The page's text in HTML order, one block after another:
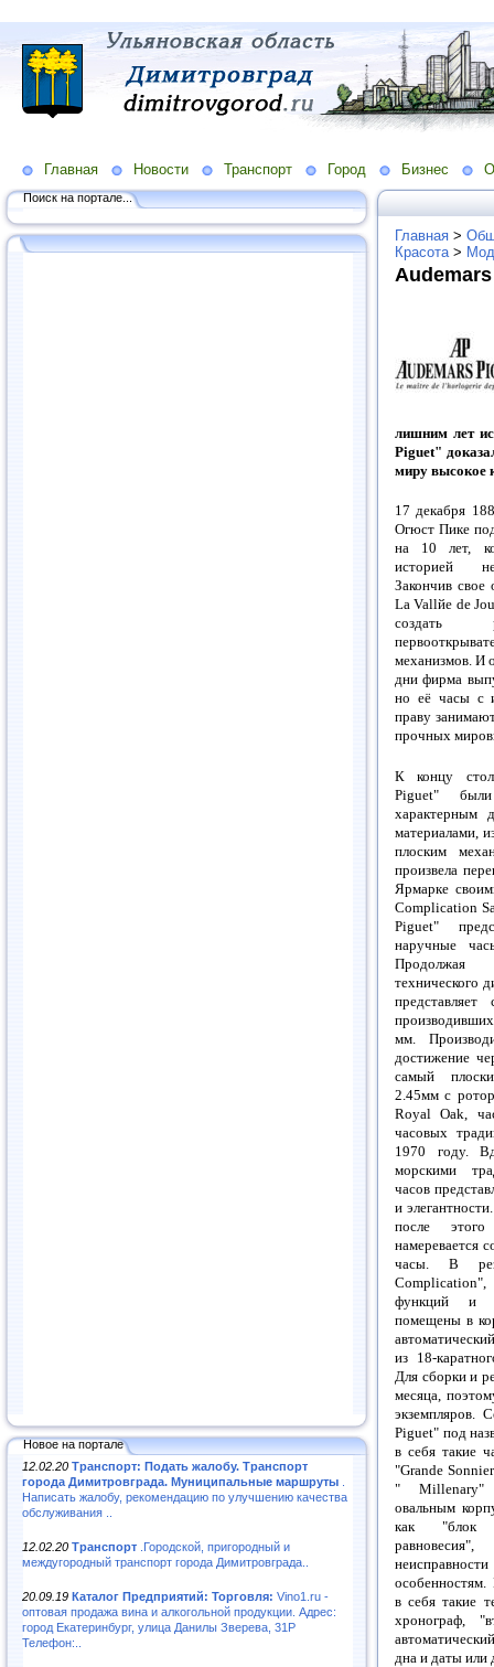
Главная Новости Транспорт Город Бизнес
Поиск на портале...
Новое на портале
12.02.20 Транспорт: Подать жалобу. Транспорт
города Димитровграда. Муниципальные маршруты
Написать жалобу, рекомендацию по улучшению качества
обслуживания ..
12.02.20 Транспорт .Городской, пригородный и
междугородный транспорт города Димитровграда..
20.09.19 Каталог Предприятий: Торговля: Vino1.ru -
оптовая продажа вина и алкогольной продукции. Адрес:
город Екатеринбург, улица Данилы Зверева, 31Р
Телефон:..
Главная >
Красота >
лишним лет
Piguet"
миру высокое
17 декабря
Огюст Пике
на 10 лет,
историей
Закончив свое
La Vallйe de
создать
механизмов. И
дни фирма
но её часы с
праву
прочных
К концу
Piguet"
характерным
материалами,
плоским
произвела
Ярмарке
Complication
Piguet"
наручные
Продолжая
технического
мм .
достижение
самый
2.45мм с
Royal Oak,
часовых
1970 году.
морскими
часов
и
после
намеревается
часы. В
функций и
помещены в
из 18-
Для сборки и
месяца,
экземпляров.
Piguet" под
в себя такие
"Grande
" Millenary"
овальным
как "блок
в себя такие
хронограф,
дна и даты или